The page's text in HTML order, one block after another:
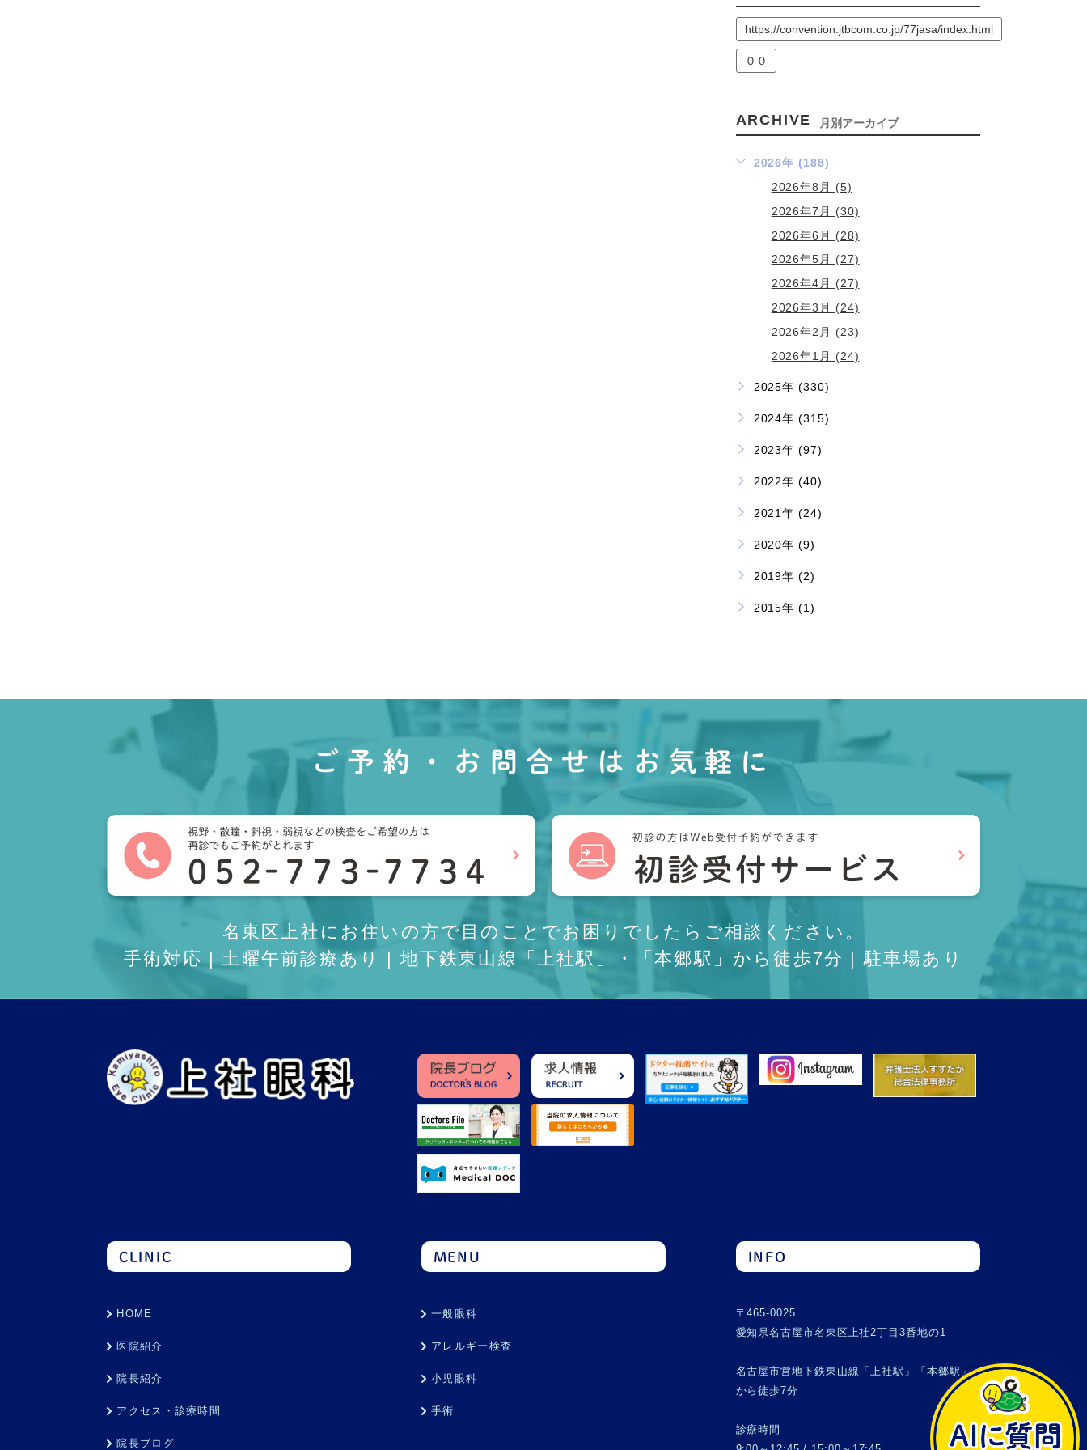
https://convention.jtbcom.co.jp/77jasa/index.html
００
ARCHIVE 月別アーカイブ
2026年 (188)
2026年8月 (5)
2026年7月 (30)
2026年6月 (28)
2026年5月 (27)
2026年4月 (27)
2026年3月 (24)
2026年2月 (23)
2026年1月 (24)
2025年 (330)
2024年 (315)
2023年 (97)
2022年 (40)
2021年 (24)
2020年 (9)
2019年 (2)
2015年 (1)
ご予約・お問合せは お気軽に
名東区上社にお住いの方で目のことでお困りでしたらご相談ください。
手術対応 | 土曜午前診療あり | 地下鉄東山線「上社駅」・「本郷駅」から徒歩7分 | 駐車場あり
CLINIC
HOME
医院紹介
院長紹介
アクセス・診療時間
院長ブログ
MENU
一般眼科
アレルギー検査
小児眼科
手術
INFO
〒465-0025
愛知県名古屋市名東区上社2丁目3番地の1
名古屋市営地下鉄東山線「上社駅」「本郷駅」
から徒歩7分
診療時間